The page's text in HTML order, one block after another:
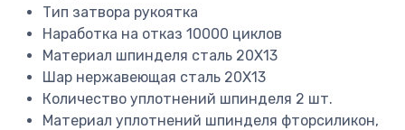
Тип затвора рукоятка
Наработка на отказ 10000 циклов
Материал шпинделя сталь 20Х13
Шар нержавеющая сталь 20Х13
Количество уплотнений шпинделя 2 шт.
Материал уплотнений шпинделя фторсиликон,